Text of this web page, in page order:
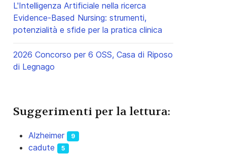
L'Intelligenza Artificiale nella ricerca
Evidence-Based Nursing: strumenti,
potenzialità e sfide per la pratica clinica
2026 Concorso per 6 OSS, Casa di Riposo
di Legnago
Suggerimenti per la lettura:
Alzheimer 9
cadute 5